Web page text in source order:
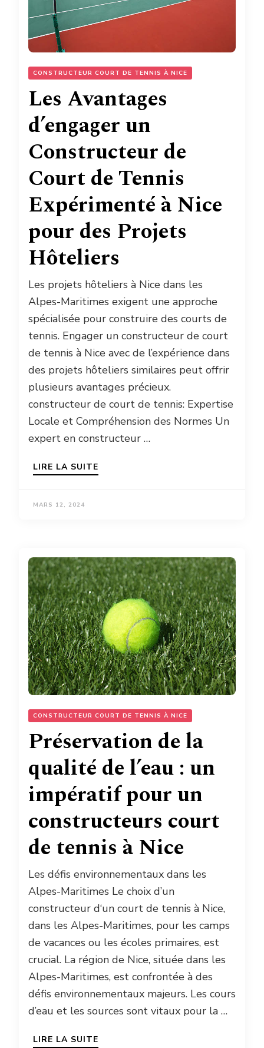
CONSTRUCTEUR COURT DE TENNIS À NICE
Les Avantages
d’engager un
Constructeur de
Court de Tennis
Expérimenté à Nice
pour des Projets
Hôteliers
Les projets hôteliers à Nice dans les
Alpes-Maritimes exigent une approche
spécialisée pour construire des courts de
tennis. Engager un constructeur de court
de tennis à Nice avec de l’expérience dans
des projets hôteliers similaires peut offrir
plusieurs avantages précieux.
constructeur de court de tennis: Expertise
Locale et Compréhension des Normes Un
expert en constructeur …
LIRE LA SUITE
MARS 12, 2024
CONSTRUCTEUR COURT DE TENNIS À NICE
Préservation de la
qualité de l’eau : un
impératif pour un
constructeurs court
de tennis à Nice
Les défis environnementaux dans les
Alpes-Maritimes Le choix d’un
constructeur d‘un court de tennis à Nice,
dans les Alpes-Maritimes, pour les camps
de vacances ou les écoles primaires, est
crucial. La région de Nice, située dans les
Alpes-Maritimes, est confrontée à des
défis environnementaux majeurs. Les cours
d’eau et les sources sont vitaux pour la …
LIRE LA SUITE